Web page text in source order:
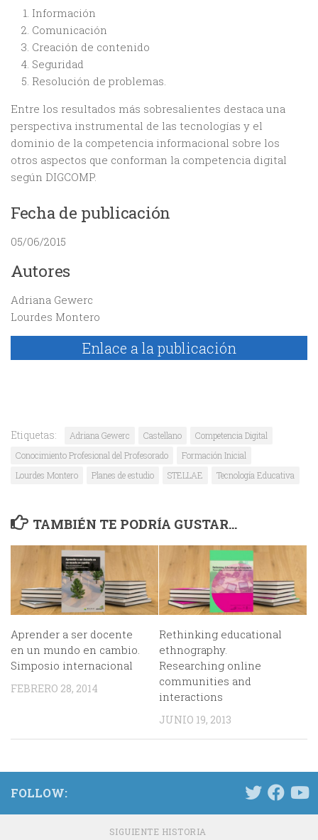
Información
Comunicación
Creación de contenido
Seguridad
Resolución de problemas.
Entre los resultados más sobresalientes destaca una
perspectiva instrumental de las tecnologías y el
dominio de la competencia informacional sobre los
otros aspectos que conforman la competencia digital
según DIGCOMP.
Fecha de publicación
05/06/2015
Autores
Adriana Gewerc
Lourdes Montero
Enlace a la publicación
Etiquetas: Adriana Gewerc Castellano
Competencia Digital
Conocimiento Profesional del Profesorado
Formación Inicial
Lourdes Montero
Planes de estudio STELLAE Tecnología Educativa
TAMBIÉN TE PODRÍA GUSTAR...
Aprender a ser docente
en un mundo en cambio.
Simposio internacional
FEBRERO 28, 2014
Rethinking educational
ethnography.
Researching online
communities and
interactions
JUNIO 19, 2013
FOLLOW:
SIGUIENTE HISTORIA